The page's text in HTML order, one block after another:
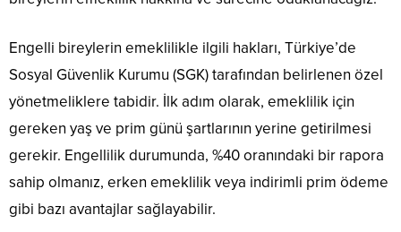
Engelli bireylerin emeklilikle ilgili hakları, Türkiye’de
Sosyal Güvenlik Kurumu (SGK) tarafından belirlenen özel
yönetmeliklere tabidir. İlk adım olarak, emeklilik için
gereken yaş ve prim günü şartlarının yerine getirilmesi
gerekir. Engellilik durumunda, %40 oranındaki bir rapora
sahip olmanız, erken emeklilik veya indirimli prim ödeme
gibi bazı avantajlar sağlayabilir.